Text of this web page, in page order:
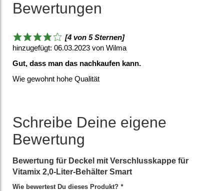
Bewertungen
[4 von 5 Sternen]
hinzugefügt: 06.03.2023 von Wilma
Gut, dass man das nachkaufen kann.
Wie gewohnt hohe Qualität
Schreibe Deine eigene
Bewertung
Bewertung für Deckel mit Verschlusskappe für
Vitamix 2,0-Liter-Behälter Smart
Wie bewertest Du dieses Produkt? *